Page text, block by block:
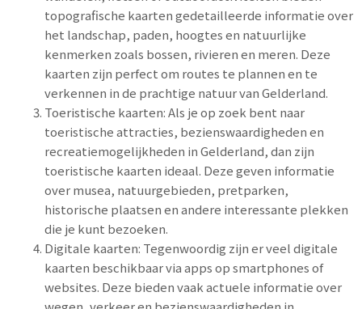
topografische kaarten gedetailleerde informatie over
het landschap, paden, hoogtes en natuurlijke
kenmerken zoals bossen, rivieren en meren. Deze
kaarten zijn perfect om routes te plannen en te
verkennen in de prachtige natuur van Gelderland.
Toeristische kaarten: Als je op zoek bent naar
toeristische attracties, bezienswaardigheden en
recreatiemogelijkheden in Gelderland, dan zijn
toeristische kaarten ideaal. Deze geven informatie
over musea, natuurgebieden, pretparken,
historische plaatsen en andere interessante plekken
die je kunt bezoeken.
Digitale kaarten: Tegenwoordig zijn er veel digitale
kaarten beschikbaar via apps op smartphones of
websites. Deze bieden vaak actuele informatie over